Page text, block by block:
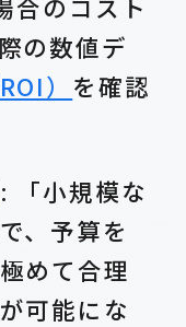
合のコスト
の数値デ
） を確認
: 「小規模な
、予算を
めて合理
可能にな